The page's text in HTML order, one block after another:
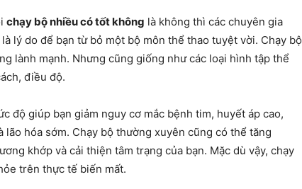
chạy bộ nhiều có tốt không là không thì các chuyên gia
lý do để bạn từ bỏ một bộ môn thể thao tuyệt vời. Chạy bộ
lành mạnh. Nhưng cũng giống như các loại hình tập thể
điều độ.
độ giúp bạn giảm nguy cơ mắc bệnh tim, huyết áp cao,
hóa sớm. Chạy bộ thường xuyên cũng có thể tăng
khớp và cải thiện tâm trạng của bạn. Mặc dù vậy, chạy
trên thực tế biến mất.